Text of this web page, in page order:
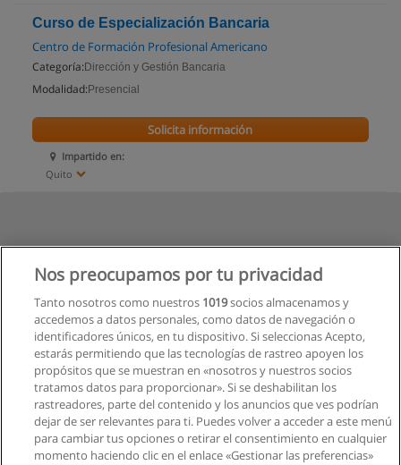
Curso de Especialización Bancaria
Centro de Formación Profesional Americano
Categoría: Dirección y Gestión Bancaria
Modalidad: Presencial
Impartido en:
Quito
Solicita información
Nos preocupamos por tu privacidad
Tanto nosotros como nuestros 1019socios almacenamos y
accedemos a datos personales, como datos de navegación o
identificadores únicos, en tu dispositivo. Si seleccionas Acepto,
estarás permitiendo que las tecnologías de rastreo apoyen los
propósitos que se muestran en «nosotros y nuestros socios
tratamos datos para proporcionar». Si se deshabilitan los
rastreadores, parte del contenido y los anuncios que ves podrían
dejar de ser relevantes para ti. Puedes volver a acceder a este menú
para cambiar tus opciones o retirar el consentimiento en cualquier
momento haciendo clic en el enlace «Gestionar las preferencias»